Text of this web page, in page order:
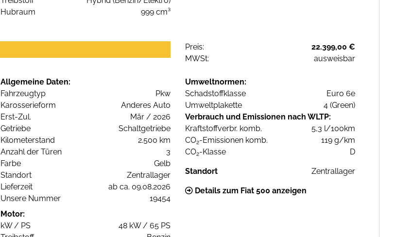
Hubraum
999 cm³
Preis:
22.399,00 €
MWSt:
ausweisbar
Allgemeine Daten:
Fahrzeugtyp
Pkw
Karosserieform
Anderes Auto
Erst-Zul.
Mär / 2026
Getriebe
Schaltgetriebe
Kilometerstand
2.500 km
Anzahl der Türen
3
Farbe
Gelb
Standort
Zentrallager
Lieferzeit
ab ca. 09.08.2026
Unsere Nummer
19454
Motor:
kW / PS
48 kW / 65 PS
Umweltnormen:
Schadstoffklasse
Euro 6e
Umweltplakette
4 (Green)
Verbrauch und Emissionen nach WLTP:
Kraftstoffverbr. komb.
5,3 l/100km
CO2-Emissionen komb.
119 g/km
CO2-Klasse D
Standort Zentrallager
Details zum Fiat 500 anzeigen